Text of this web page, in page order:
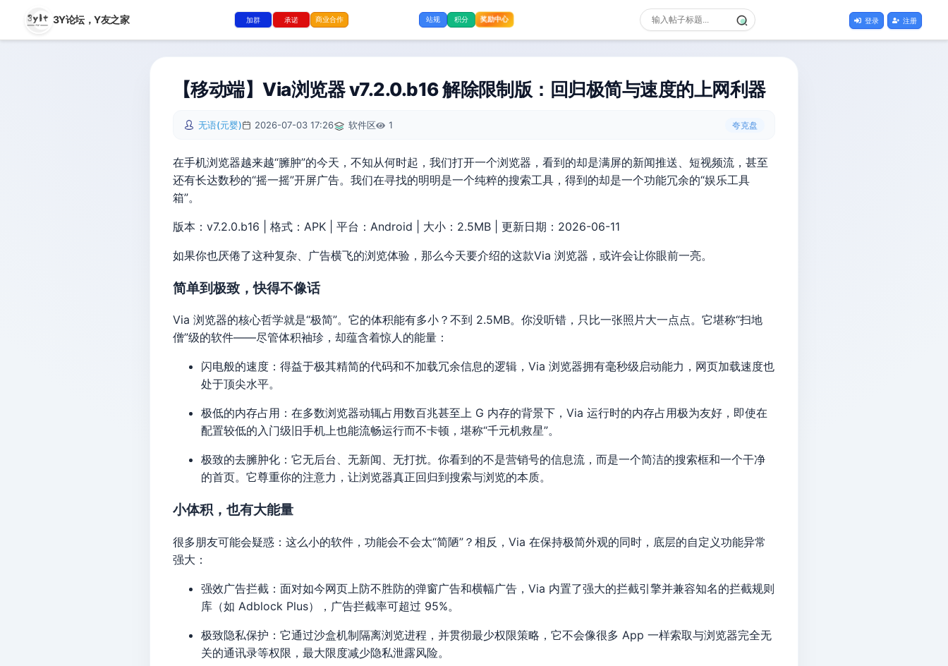
3Y论坛，Y友之家 加群 承诺 商业合作 站规 积分 奖励中心 登录 注册
【移动端】Via浏览器 v7.2.0.b16 解除限制版：回归极简与速度的上网利器
无语(元婴) 2026-07-03 17:26 软件区 1 夸克盘
在手机浏览器越来越“臃肿”的今天，不知从何时起，我们打开一个浏览器，看到的却是满屏的新闻推送、短视频流，甚至
还有长达数秒的“摇一摇”开屏广告。我们在寻找的明明是一个纯粹的搜索工具，得到的却是一个功能冗余的“娱乐工具
箱”。
版本：v7.2.0.b16 | 格式：APK | 平台：Android | 大小：2.5MB | 更新日期：2026-06-11
如果你也厌倦了这种复杂、广告横飞的浏览体验，那么今天要介绍的这款Via 浏览器，或许会让你眼前一亮。
简单到极致，快得不像话
Via 浏览器的核心哲学就是“极简”。它的体积能有多小？不到 2.5MB。你没听错，只比一张照片大一点点。它堪称“扫地
僧”级的软件——尽管体积袖珍，却蕴含着惊人的能量：
闪电般的速度：得益于极其精简的代码和不加载冗余信息的逻辑，Via 浏览器拥有毫秒级启动能力，网页加载速度也
处于顶尖水平。
极低的内存占用：在多数浏览器动辄占用数百兆甚至上 G 内存的背景下，Via 运行时的内存占用极为友好，即使在
配置较低的入门级旧手机上也能流畅运行而不卡顿，堪称“千元机救星”。
极致的去臃肿化：它无后台、无新闻、无打扰。你看到的不是营销号的信息流，而是一个简洁的搜索框和一个干净
的首页。它尊重你的注意力，让浏览器真正回归到搜索与浏览的本质。
小体积，也有大能量
很多朋友可能会疑惑：这么小的软件，功能会不会太“简陋”？相反，Via 在保持极简外观的同时，底层的自定义功能异常
强大：
强效广告拦截：面对如今网页上防不胜防的弹窗广告和横幅广告，Via 内置了强大的拦截引擎并兼容知名的拦截规则
库（如 Adblock Plus），广告拦截率可超过 95%。
极致隐私保护：它通过沙盒机制隔离浏览进程，并贯彻最少权限策略，它不会像很多 App 一样索取与浏览器完全无
关的通讯录等权限，最大限度减少隐私泄露风险。